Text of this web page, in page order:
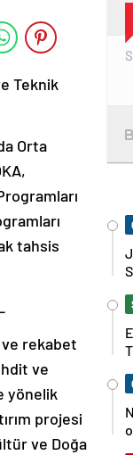
Teknik
Orta
tahsis
ve rekabet
ve
yönelik
projesi
ve Doğa